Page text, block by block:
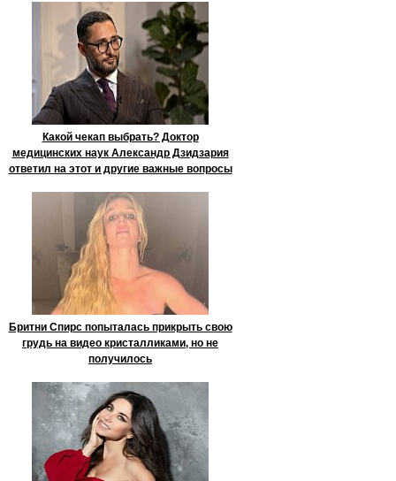
Какой чекап выбрать? Доктор
медицинских наук Александр Дзидзария
ответил на этот и другие важные вопросы
Бритни Спирс попыталась прикрыть свою
грудь на видео кристалликами, но не
получилось